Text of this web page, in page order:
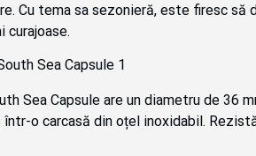
Cu tema sa sezonieră, este firesc
curajoase.
Sea Capsule are un diametru de 36
o carcasă din oțel inoxidabil.